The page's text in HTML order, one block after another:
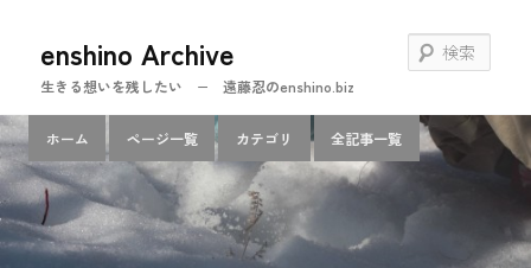
ン
テ
ン
ツ
へ
移
enshino Archive
生きる想いを残したい − 遠藤忍のenshino.biz
索
メ
イ
ン
メ
ニ
ュ
ホーム ページ一覧 カテゴリ 全記事一覧